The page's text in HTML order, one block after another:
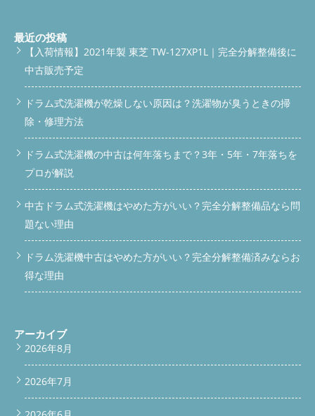
っているのに終了してしまったり、延々と乾燥が続くことがあり
ます。長期間使っていると、センサー自体の交換が必要になるケ
ースもあります。 風呂水使用後の詰まりトラブル 風呂水を使う
と、皮脂や石けんカスが水路に蓄積します。これが乾燥経路に悪
影響を与え、乾きが悪くなるだけでなく、臭いの原因にもなりま
す。風呂水を使う場合は、こまめな水路洗浄が欠かせません。
便利屋BUZZでの解決方法 当店では、外からの掃除では届かない
部分まで完全分解し、乾燥不良の原因を根本から取り除きます。
作業内容は以下の通りです。 乾燥フィルター奥のダクト清掃 ヒ
ートポンプ（熱交換器）の分解洗浄 水冷除湿部・水路の清掃 セ
ンサーの点検・清掃 必要に応じた部品交換 作業実績は年間500台
以上。埼玉県入間市を拠点に、所沢市・狭山市・青梅市・瑞穂
町・東京都内など幅広く対応しています。 ご依頼・お問い合わ
せ スマホの方は下記リンクをタップすると直接お電話できま
す。
電話で問い合わせる メールでのお問い合わせはこちらか
ら：katsu.294019@gmail.com LINEでのお問い合わせはこちら：
なぜ？A. 内部のダクトやヒートポンプが詰まっている可能性があ
ります。外からの掃除では改善しません。 Q. 部品交換が必要な
で対応しています。 まとめ SHARPドラム洗濯機 ES-Wシリーズ
の乾燥不良は、多くの場合「内部の埃詰まり」と「熱交換器や水
路の汚れ」が原因です。外から見える部分だけ掃除しても改善し
ないケースが多く、プロによる分解クリーニングが最も効果的。
便利屋BUZZでは、年間500台以上の実績で確実に改善へ導きま
最近の投稿
【入荷情報】2021年製 東芝 TW-127XP1L｜完全分解整備後に
中古販売予定
ドラム式洗濯機が乾燥しない原因は？洗濯物が臭うときの掃
除・修理方法
ドラム式洗濯機の中古は何年落ちまで？3年・5年・7年落ちを
プロが解説
中古ドラム式洗濯機はやめた方がいい？完全分解整備品なら問
題ない理由
ドラム洗濯機中古はやめた方がいい？完全分解整備済みならお
得な理由
アーカイブ
2026年8月
2026年7月